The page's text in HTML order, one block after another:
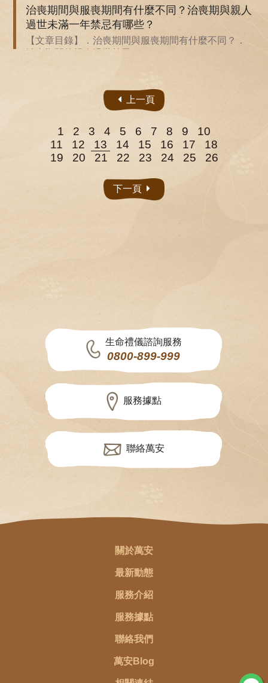
治喪期間與服喪期間有什麼不同？治喪期與親人
過世未滿一年禁忌有哪些？
【文章目錄】．治喪期間與服喪期間有什麼不同？．
上一頁
1 2 3 4 5 6 7 8 9
10
11
12 13 14 15 16 17
18
19
20 21 22 23 24 25 26
下一頁
生命禮儀諮詢服務
0800-899-999
服務據點
聯絡萬安
關於萬安
最新動態
服務介紹
服務據點
聯絡我們
萬安Blog